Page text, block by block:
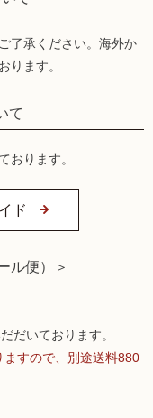
了承ください。海外か
ります。
て
おります。
ド
ル便）＞
だいております。
すので、別途送料880